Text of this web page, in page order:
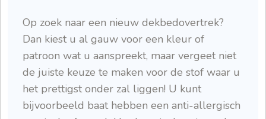
Op zoek naar een nieuw dekbedovertrek?
Dan kiest u al gauw voor een kleur of
patroon wat u aanspreekt, maar vergeet niet
de juiste keuze te maken voor de stof waar u
het prettigst onder zal liggen! U kunt
bijvoorbeeld baat hebben een anti-allergisch